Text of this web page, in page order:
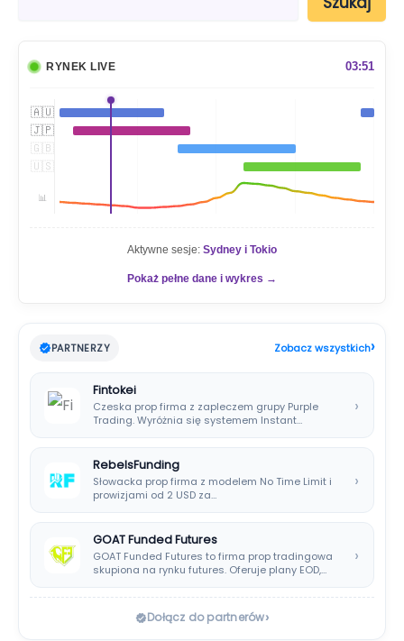
RYNEK LIVE 03:51
🇦🇺
🇯🇵
🇬🇧
🇺🇸
📊
Aktywne sesje: Sydney i Tokio
Pokaż pełne dane i wykres →
PARTNERZY Zobacz wszystkich›
Fintokei
Czeska prop firma z zapleczem grupy Purple
Trading. Wyróżnia się systemem Instant
›
RebelsFunding
Słowacka prop firma z modelem No Time Limit i
prowizjami od 2 USD za…
›
GOAT Funded Futures
GOAT Funded Futures to firma prop tradingowa
skupiona na rynku futures. Oferuje plany EOD,…
›
Dołącz do partnerów›